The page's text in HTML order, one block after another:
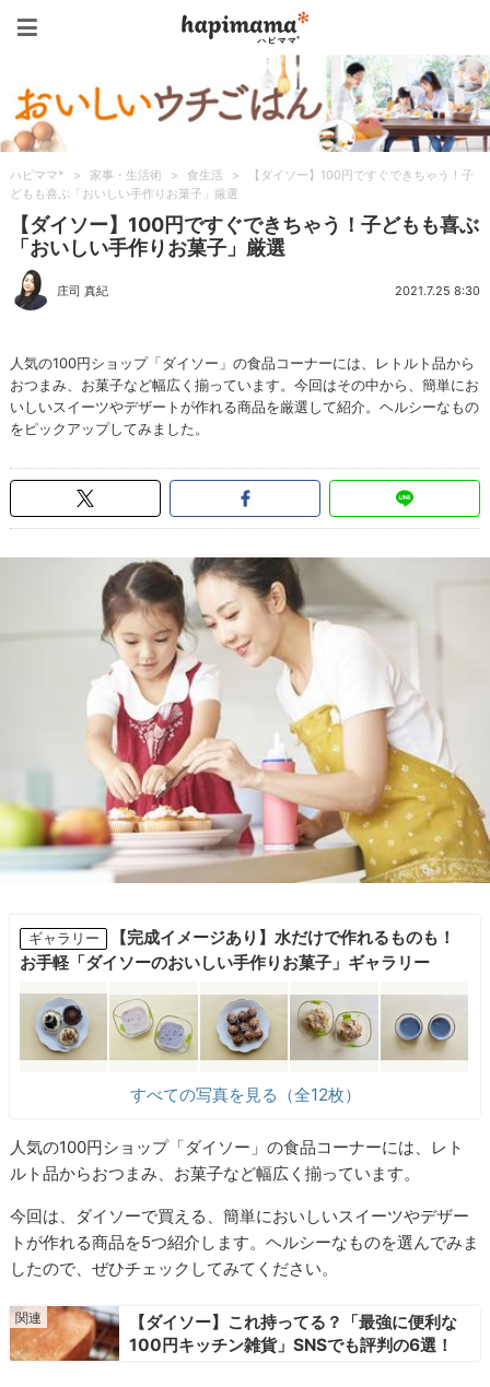
ハピママ* > 家事・生活術 > 食生活 >
【ダイソー】100円ですぐできちゃう！子
どもも喜ぶ「おいしい手作りお菓子」厳選
【ダイソー】100円ですぐできちゃう！子どもも喜ぶ
「おいしい手作りお菓子」厳選
庄司 真紀 2021.7.25 8:30
人気の100円ショップ「ダイソー」の食品コーナーには、レトルト品から
おつまみ、お菓子など幅広く揃っています。今回はその中から、簡単にお
いしいスイーツやデザートが作れる商品を厳選して紹介。ヘルシーなもの
をピックアップしてみました。
ギャラリー
【完成イメージあり】水だけで作れるものも！
お手軽「ダイソーのおいしい手作りお菓子」ギャラリー
すべての写真を見る（全12枚）
人気の100円ショップ「ダイソー」の食品コーナーには、レト
ルト品からおつまみ、お菓子など幅広く揃っています。
今回は、ダイソーで買える、簡単においしいスイーツやデザー
トが作れる商品を5つ紹介します。ヘルシーなものを選んでみま
したので、ぜひチェックしてみてください。
【ダイソー】これ持ってる？「最強に便利な
100円キッチン雑貨」SNSでも評判の6選！